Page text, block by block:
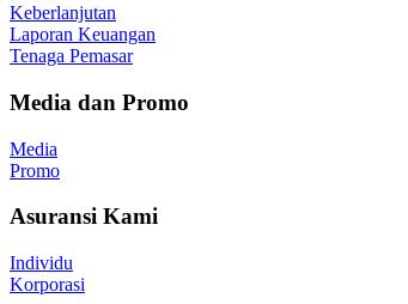
Keberlanjutan
Laporan Keuangan
Tenaga Pemasar
Media dan Promo
Media
Promo
Asuransi Kami
Individu
Korporasi